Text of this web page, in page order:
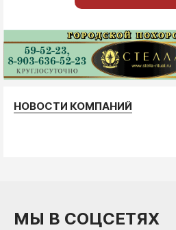
НОВОСТИ КОМПАНИЙ
МЫ В СОЦСЕТЯХ